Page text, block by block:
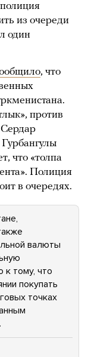
из очереди
один
, что
против
что «толпа
Полиция
в очередях.
валюты
к тому, что
покупать
точках